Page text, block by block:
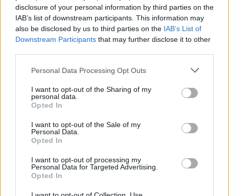
disclosure of your personal information by third parties on the
IAB’s list of downstream participants. This information may
also be disclosed by us to third parties on the IAB’s List of
Downstream Participants that may further disclose it to other
Please note that this website/app uses one or more Google
not limited to your visit or usage behaviour. You may click to
grant or deny consent to Google and its third-party tags to
use your data for below specified purposes in below Google
consent section.
Personal Data Processing Opt Outs
I want to opt-out of the Sharing of my
personal data.
Opted In
I want to opt-out of the Sale of my
Personal Data.
Opted In
I want to opt-out of processing my
Personal Data for Targeted Advertising.
Opted In
Ricevi le nostre ultime news
daGoogle News
Condividi l'articolo
F
a
ce
b
o
o
T
w
it
te
r
n
te
re
st
h
s
A
p
h
re
Prossimo articolo